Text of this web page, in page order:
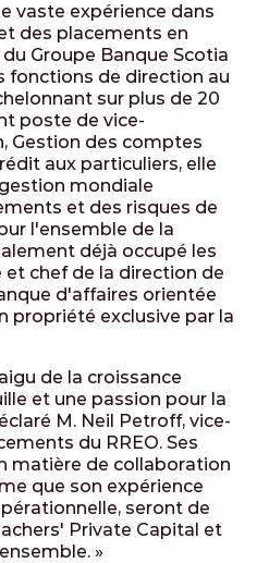
vaste expérience dans
des placements en
Groupe Banque Scotia
fonctions de direction au
sur plus de 20
poste de vice-
Gestion des comptes
aux particuliers, elle
mondiale
et des risques de
l'ensemble de la
déjà occupé les
chef de la direction de
d'affaires orientée
propriété exclusive par la
de la croissance
et une passion pour la
M. Neil Petroff, vice-
du RREO. Ses
matière de collaboration
que son expérience
seront de
Private Capital et
»